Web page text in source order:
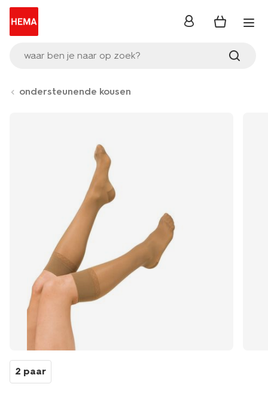
waar ben je naar op zoek?
inloggen
ondersteunende kousen
2 paar